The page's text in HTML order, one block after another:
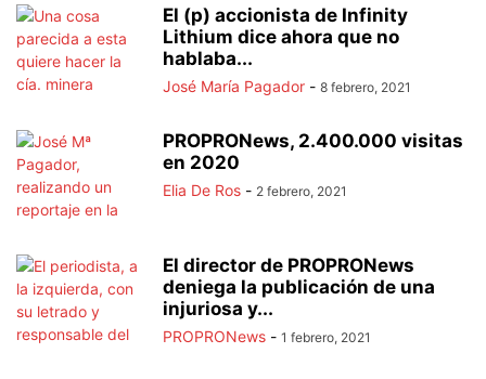
El (p) accionista de Infinity
Lithium dice ahora que no
hablaba...
José María Pagador - 8 febrero, 2021
PROPRONews, 2.400.000 visitas
en 2020
Elia De Ros - 2 febrero, 2021
El director de PROPRONews
deniega la publicación de una
injuriosa y...
PROPRONews - 1 febrero, 2021